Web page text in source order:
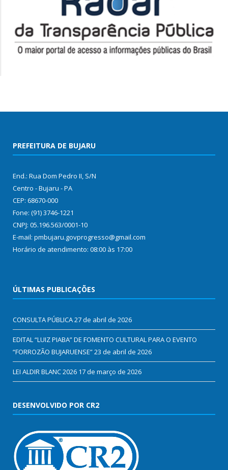
PREFEITURA DE BUJARU
End.: Rua Dom Pedro II, S/N
Centro - Bujaru - PA
CEP: 68670-000
Fone: (91) 3746-1221
CNPJ: 05.196.563/0001-10
E-mail: pmbujaru.govprogresso@gmail.com
Horário de atendimento: 08:00 às 17:00
ÚLTIMAS PUBLICAÇÕES
CONSULTA PÚBLICA27 de abril de 2026
EDITAL “LUIZ PIABA” DE FOMENTO CULTURAL PARA O EVENTO
“FORROZÃO BUJARUENSE”23 de abril de 2026
LEI ALDIR BLANC 2026 17 de março de 2026
DESENVOLVIDO POR CR2